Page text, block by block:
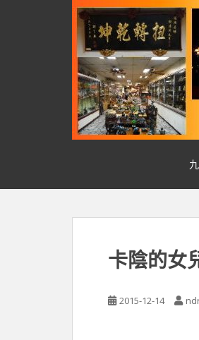
o
卡陰的女
2015-12-14